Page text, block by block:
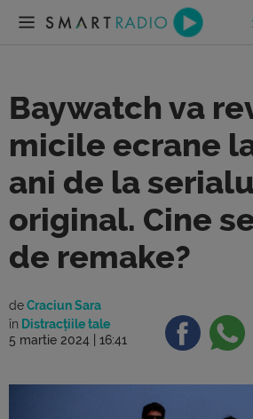
Baywatch va
micile ecrane
ani de la
original. Cine
de remake?
deCraciun Sara
în Distracțiile tale
5 martie 2024 | 16:41